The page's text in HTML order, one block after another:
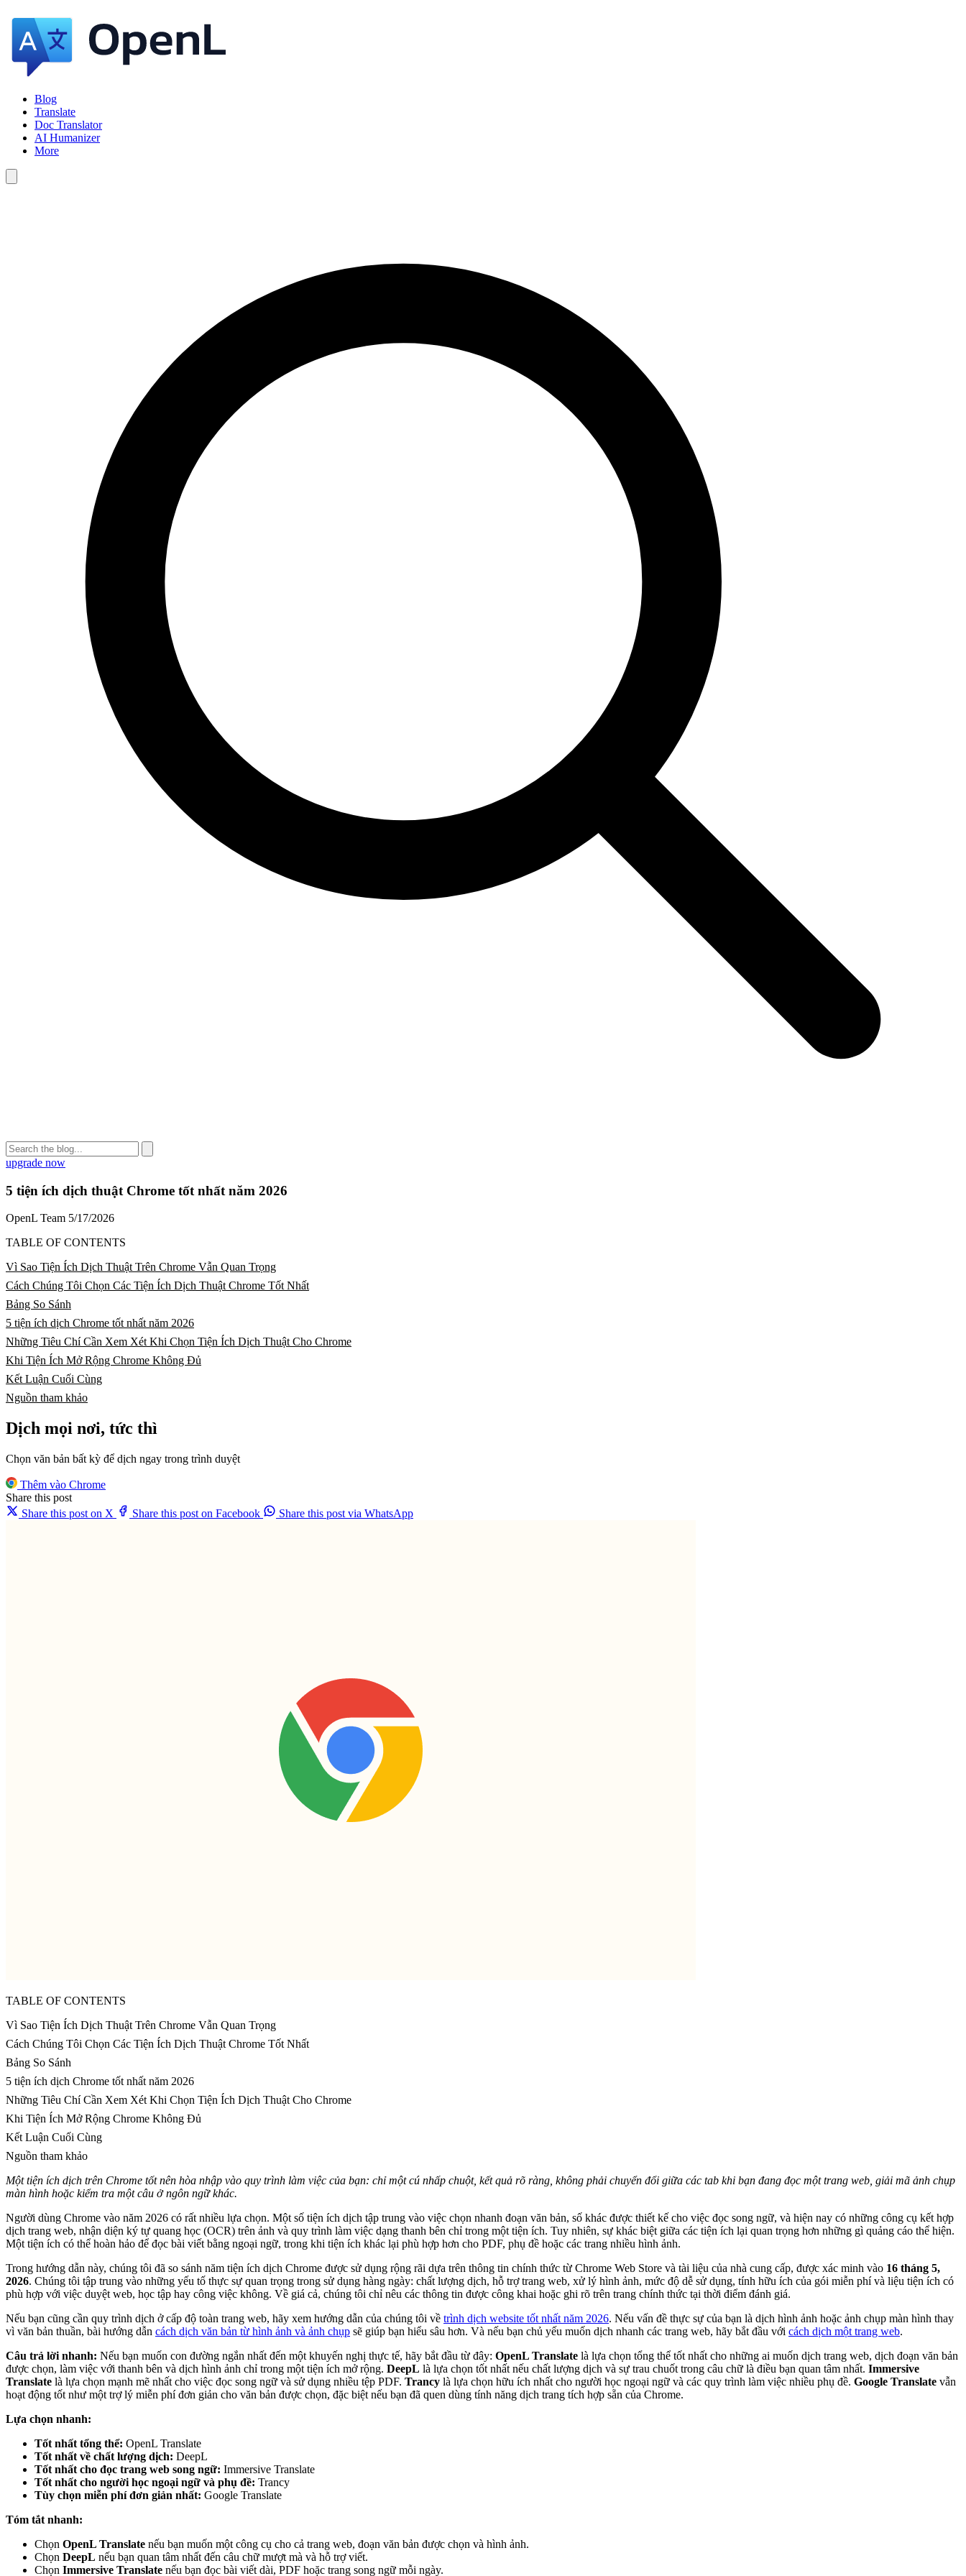
Blog
Translate
Doc Translator
AI Humanizer
More
upgrade now
5 tiện ích dịch thuật Chrome tốt nhất năm 2026
OpenL Team 5/17/2026
TABLE OF CONTENTS
Vì Sao Tiện Ích Dịch Thuật Trên Chrome Vẫn Quan Trọng
Cách Chúng Tôi Chọn Các Tiện Ích Dịch Thuật Chrome Tốt Nhất
Bảng So Sánh
5 tiện ích dịch Chrome tốt nhất năm 2026
Những Tiêu Chí Cần Xem Xét Khi Chọn Tiện Ích Dịch Thuật Cho Chrome
Khi Tiện Ích Mở Rộng Chrome Không Đủ
Kết Luận Cuối Cùng
Nguồn tham khảo
Dịch mọi nơi, tức thì
Chọn văn bản bất kỳ để dịch ngay trong trình duyệt
Thêm vào Chrome
Share this post
Share this post on X
Share this post on Facebook Share this post via WhatsApp
TABLE OF CONTENTS
Vì Sao Tiện Ích Dịch Thuật Trên Chrome Vẫn Quan Trọng
Cách Chúng Tôi Chọn Các Tiện Ích Dịch Thuật Chrome Tốt Nhất
Bảng So Sánh
5 tiện ích dịch Chrome tốt nhất năm 2026
Những Tiêu Chí Cần Xem Xét Khi Chọn Tiện Ích Dịch Thuật Cho Chrome
Khi Tiện Ích Mở Rộng Chrome Không Đủ
Kết Luận Cuối Cùng
Nguồn tham khảo
Một tiện ích dịch trên Chrome tốt nên hòa nhập vào quy trình làm việc của bạn: chỉ một cú nhấp chuột, kết quả rõ ràng, không phải chuyển đổi giữa các tab khi bạn đang đọc một trang web, giải mã ảnh chụp
màn hình hoặc kiểm tra một câu ở ngôn ngữ khác.
Người dùng Chrome vào năm 2026 có rất nhiều lựa chọn. Một số tiện ích dịch tập trung vào việc chọn nhanh đoạn văn bản, số khác được thiết kế cho việc đọc song ngữ, và hiện nay có những công cụ kết hợp
dịch trang web, nhận diện ký tự quang học (OCR) trên ảnh và quy trình làm việc dạng thanh bên chỉ trong một tiện ích. Tuy nhiên, sự khác biệt giữa các tiện ích lại quan trọng hơn những gì quảng cáo thể hiện.
Một tiện ích có thể hoàn hảo để đọc bài viết bằng ngoại ngữ, trong khi tiện ích khác lại phù hợp hơn cho PDF, phụ đề hoặc các trang nhiều hình ảnh.
Trong hướng dẫn này, chúng tôi đã so sánh năm tiện ích dịch Chrome được sử dụng rộng rãi dựa trên thông tin chính thức từ Chrome Web Store và tài liệu của nhà cung cấp, được xác minh vào 16 tháng 5,
2026. Chúng tôi tập trung vào những yếu tố thực sự quan trọng trong sử dụng hàng ngày: chất lượng dịch, hỗ trợ trang web, xử lý hình ảnh, mức độ dễ sử dụng, tính hữu ích của gói miễn phí và liệu tiện ích có
phù hợp với việc duyệt web, học tập hay công việc không. Về giá cả, chúng tôi chỉ nêu các thông tin được công khai hoặc ghi rõ trên trang chính thức tại thời điểm đánh giá.
Nếu bạn cũng cần quy trình dịch ở cấp độ toàn trang web, hãy xem hướng dẫn của chúng tôi về trình dịch website tốt nhất năm 2026. Nếu vấn đề thực sự của bạn là dịch hình ảnh hoặc ảnh chụp màn hình thay
vì văn bản thuần, bài hướng dẫn cách dịch văn bản từ hình ảnh và ảnh chụp sẽ giúp bạn hiểu sâu hơn. Và nếu bạn chủ yếu muốn dịch nhanh các trang web, hãy bắt đầu với cách dịch một trang web.
Câu trả lời nhanh: Nếu bạn muốn con đường ngắn nhất đến một khuyến nghị thực tế, hãy bắt đầu từ đây: OpenL Translate là lựa chọn tổng thể tốt nhất cho những ai muốn dịch trang web, dịch đoạn văn bản
được chọn, làm việc với thanh bên và dịch hình ảnh chỉ trong một tiện ích mở rộng. DeepL là lựa chọn tốt nhất nếu chất lượng dịch và sự trau chuốt trong câu chữ là điều bạn quan tâm nhất. Immersive
Translate là lựa chọn mạnh mẽ nhất cho việc đọc song ngữ và sử dụng nhiều tệp PDF. Trancy là lựa chọn hữu ích nhất cho người học ngoại ngữ và các quy trình làm việc nhiều phụ đề. Google Translate vẫn
hoạt động tốt như một trợ lý miễn phí đơn giản cho văn bản được chọn, đặc biệt nếu bạn đã quen dùng tính năng dịch trang tích hợp sẵn của Chrome.
Lựa chọn nhanh:
Tốt nhất tổng thể: OpenL Translate
Tốt nhất về chất lượng dịch: DeepL
Tốt nhất cho đọc trang web song ngữ: Immersive Translate
Tốt nhất cho người học ngoại ngữ và phụ đề: Trancy
Tùy chọn miễn phí đơn giản nhất: Google Translate
Tóm tắt nhanh:
Chọn OpenL Translate nếu bạn muốn một công cụ cho cả trang web, đoạn văn bản được chọn và hình ảnh.
Chọn DeepL nếu bạn quan tâm nhất đến câu chữ mượt mà và hỗ trợ viết.
Chọn Immersive Translate nếu bạn đọc bài viết dài, PDF hoặc trang song ngữ mỗi ngày.